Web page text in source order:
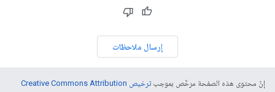
إرسال ملاحظات
إنّ محتوى هذه الصفحة مرخّص بموجب
ترخيص Creative Commons Attribution